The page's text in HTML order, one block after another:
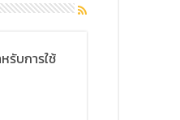
รับการใช้